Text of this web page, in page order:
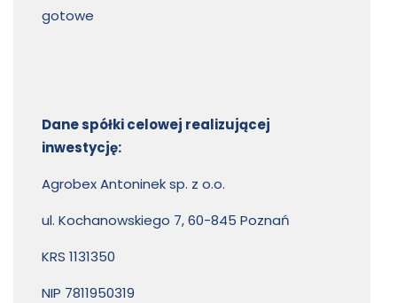
gotowe
Dane spółki celowej realizującej
inwestycję:
Agrobex Antoninek sp. z o.o.
ul. Kochanowskiego 7, 60-845 Poznań
KRS 1131350
NIP 7811950319